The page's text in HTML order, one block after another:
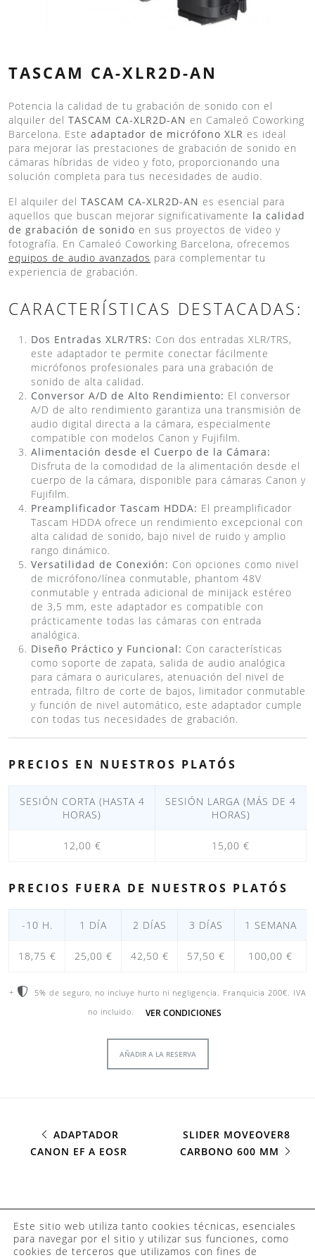
TASCAM CA-XLR2D-AN
Potencia la calidad de tu grabación de sonido con el
alquiler del TASCAM CA-XLR2D-AN en Camaleó Coworking
Barcelona. Este adaptador de micrófono XLR es ideal
para mejorar las prestaciones de grabación de sonido en
cámaras híbridas de video y foto, proporcionando una
solución completa para tus necesidades de audio.
El alquiler del TASCAM CA-XLR2D-AN es esencial para
aquellos que buscan mejorar significativamente la calidad
de grabación de sonido en sus proyectos de video y
fotografía. En Camaleó Coworking Barcelona, ofrecemos
equipos de audio avanzados para complementar tu
experiencia de grabación.
CARACTERÍSTICAS DESTACADAS:
Dos Entradas XLR/TRS: Con dos entradas XLR/TRS,
este adaptador te permite conectar fácilmente
micrófonos profesionales para una grabación de
sonido de alta calidad.
Conversor A/D de Alto Rendimiento: El conversor
A/D de alto rendimiento garantiza una transmisión de
audio digital directa a la cámara, especialmente
compatible con modelos Canon y Fujifilm.
Alimentación desde el Cuerpo de la Cámara:
Disfruta de la comodidad de la alimentación desde el
cuerpo de la cámara, disponible para cámaras Canon y
Fujifilm.
Preamplificador Tascam HDDA: El preamplificador
Tascam HDDA ofrece un rendimiento excepcional con
alta calidad de sonido, bajo nivel de ruido y amplio
rango dinámico.
Versatilidad de Conexión: Con opciones como nivel
de micrófono/línea conmutable, phantom 48V
conmutable y entrada adicional de minijack estéreo
de 3,5 mm, este adaptador es compatible con
prácticamente todas las cámaras con entrada
analógica.
Diseño Práctico y Funcional: Con características
como soporte de zapata, salida de audio analógica
para cámara o auriculares, atenuación del nivel de
entrada, filtro de corte de bajos, limitador conmutable
y función de nivel automático, este adaptador cumple
con todas tus necesidades de grabación.
PRECIOS EN NUESTROS PLATÓS
SESIÓN CORTA (HASTA 4
HORAS)
SESIÓN LARGA (MÁS DE 4
HORAS)
12,00 € 15,00 €
PRECIOS FUERA DE NUESTROS PLATÓS
-10 H. 1 DÍA 2 DÍAS 3 DÍAS 1 SEMANA
18,75 € 25,00 € 42,50 € 57,50 € 100,00 €
+
5% de seguro, no incluye hurto ni negligencia. Franquicia 200€. IVA
no incluido.
VER CONDICIONES
AÑADIR A LA RESERVA
ADAPTADOR
CANON EF A EOSR
SLIDER MOVEOVER8
CARBONO 600 MM
©2023 Camaleo
Coworking
Barcelona •
Este sitio web utiliza tanto cookies técnicas, esenciales
para navegar por el sitio y utilizar sus funciones, como
cookies de terceros que utilizamos con fines de